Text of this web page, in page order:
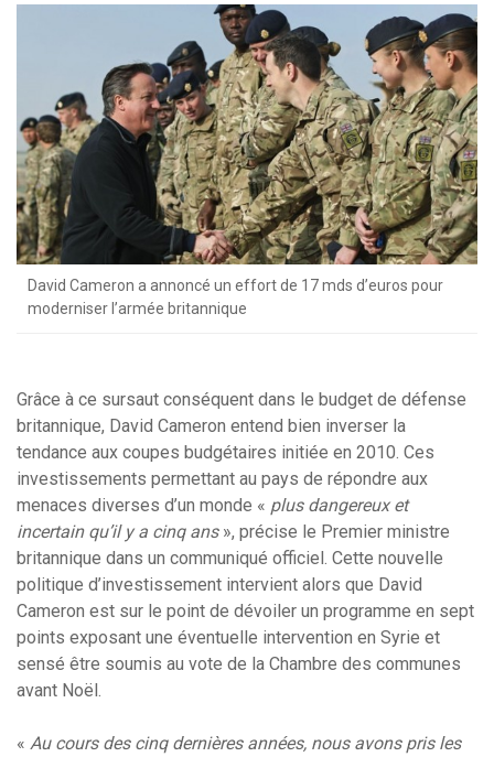
David Cameron a annoncé un effort de 17 mds d’euros pour
moderniser l’armée britannique
Grâce à ce sursaut conséquent dans le budget de défense
britannique, David Cameron entend bien inverser la
tendance aux coupes budgétaires initiée en 2010. Ces
investissements permettant au pays de répondre aux
menaces diverses d’un monde « plus dangereux et
incertain qu’il y a cinq ans», précise le Premier ministre
britannique dans un communiqué officiel. Cette nouvelle
politique d’investissement intervient alors que David
Cameron est sur le point de dévoiler un programme en sept
points exposant une éventuelle intervention en Syrie et
sensé être soumis au vote de la Chambre des communes
avant Noël.
« Au cours des cinq dernières années, nous avons pris les